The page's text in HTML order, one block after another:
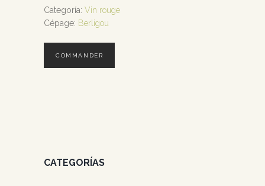
Categoría: Vin rouge
Cépage: Berligou
COMMANDER
CATEGORÍAS